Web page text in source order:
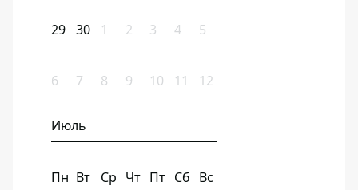
29 30 1 2 3 4 5
6 7 8 9 10 11 12
Июль
Пн Вт Ср Чт Пт Сб Вс